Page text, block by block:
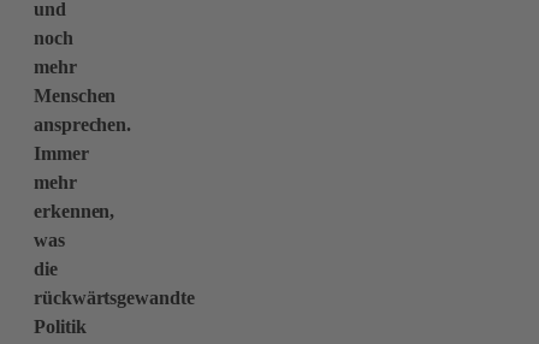
und
noch
mehr
Menschen
ansprechen.
Immer
mehr
erkennen,
was
die
rückwärtsgewandte
Politik